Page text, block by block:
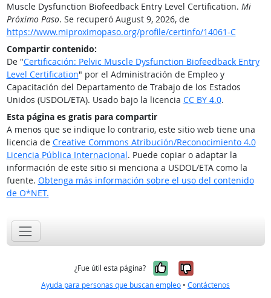
Muscle Dysfunction Biofeedback Entry Level Certification. Mi
Próximo Paso. Se recuperó August 9, 2026, de
https://www.miproximopaso.org/profile/certinfo/14061-C
Compartir contenido:
De "Certificación: Pelvic Muscle Dysfunction Biofeedback Entry
Level Certification" por el Administración de Empleo y
Capacitación del Departamento de Trabajo de los Estados
Unidos (USDOL/ETA). Usado bajo la licencia CC BY 4.0.
Esta página es gratis para compartir
A menos que se indique lo contrario, este sitio web tiene una
licencia de Creative Commons Atribución/Reconocimiento 4.0
Licencia Pública Internacional. Puede copiar o adaptar la
información de este sitio si menciona a USDOL/ETA como la
fuente. Obtenga más información sobre el uso del contenido
de O*NET.
¿Fue útil esta página? Sí, fue útil
No, no fue
Ayuda para personas que buscan empleo • Contáctenos